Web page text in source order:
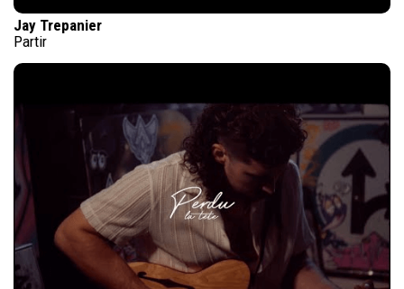
Jay Trepanier
Partir